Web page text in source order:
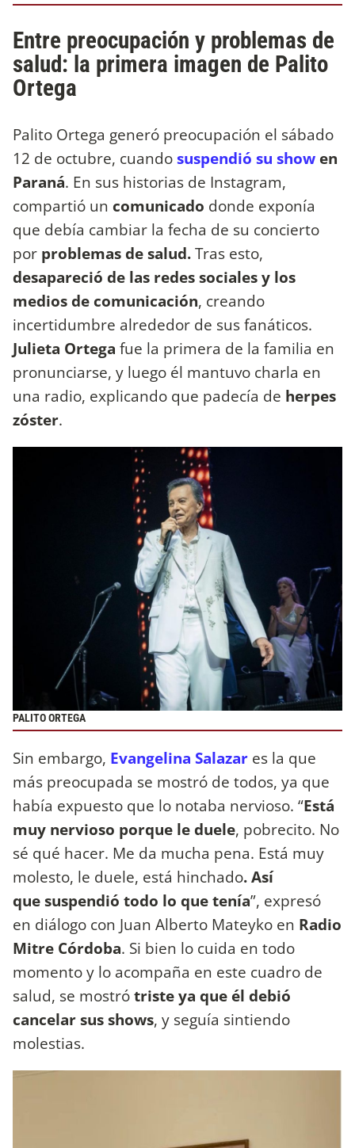
Entre preocupación y problemas de
salud: la primera imagen de Palito
Ortega
Palito Ortega generó preocupación el sábado
12 de octubre, cuandosuspendió su show en
Paraná. En sus historias de Instagram,
compartió un comunicado donde exponía
que debía cambiar la fecha de su concierto
por problemas de salud.Tras esto,
desapareció de las redes sociales y los
medios de comunicación, creando
incertidumbre alrededor de sus fanáticos.
Julieta Ortega fue la primera de la familia en
pronunciarse, y luego él mantuvo charla en
una radio, explicando que padecía de herpes
zóster.
PALITO ORTEGA
Sin embargo, Evangelina Salazar es la que
más preocupada se mostró de todos, ya que
había expuesto que lo notaba nervioso. “Está
muy nervioso porque le duele, pobrecito. No
sé qué hacer. Me da mucha pena. Está muy
molesto, le duele, está hinchado. Así
que suspendió todo lo que tenía”, expresó
en diálogo con Juan Alberto Mateyko en Radio
Mitre Córdoba. Si bien lo cuida en todo
momento y lo acompaña en este cuadro de
salud, se mostrótriste ya que él debió
cancelar sus shows, y seguía sintiendo
molestias.